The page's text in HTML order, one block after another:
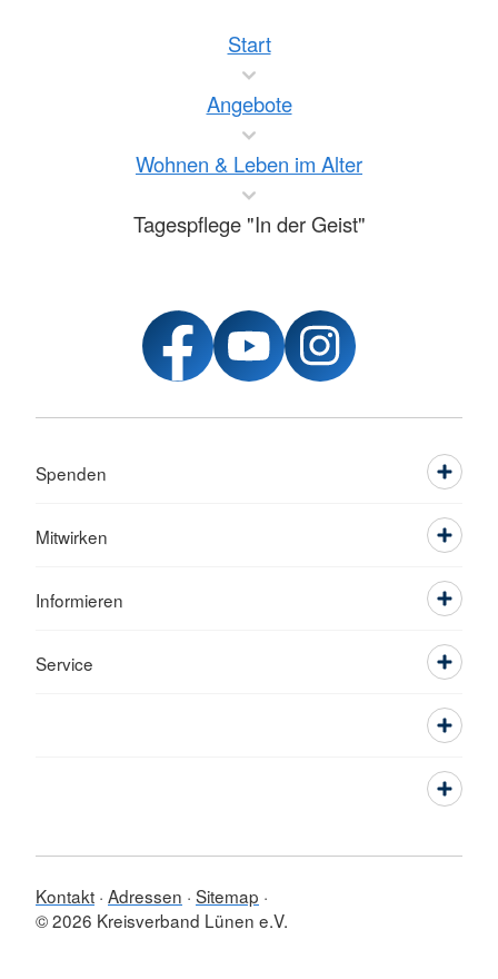
Start
Angebote
Wohnen & Leben im Alter
Tagespflege "In der Geist"
Spenden
Mitwirken
Informieren
Service
Kontakt Adressen Sitemap
© 2026 Kreisverband Lünen e.V.